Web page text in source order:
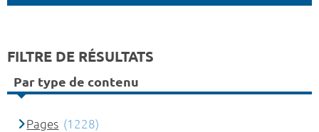
FILTRE DE RÉSULTATS
Par type de contenu
Pages (1228)